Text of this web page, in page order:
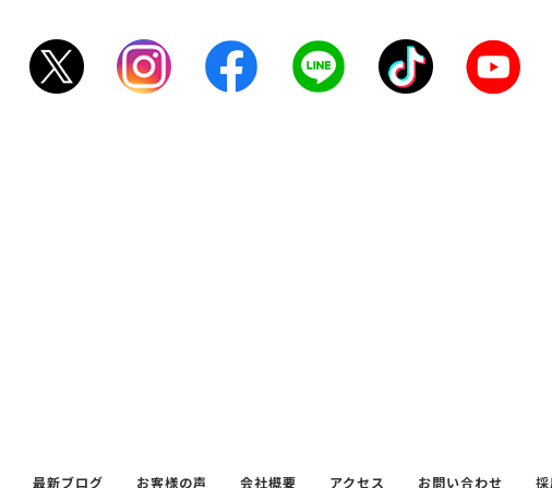
最新ブログ お客様の声 会社概要 アクセス お問い合わせ